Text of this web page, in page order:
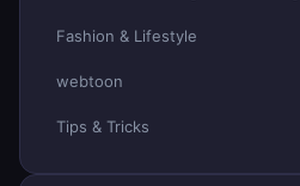
Fashion & Lifestyle
webtoon
Tips & Tricks